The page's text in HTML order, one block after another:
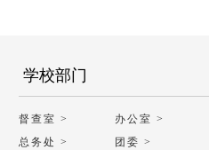
学校部门
督查室 > 办公室 >
总务处 >
团委 >